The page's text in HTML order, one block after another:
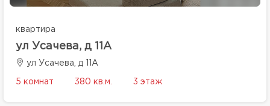
квартира
ул Усачева, д 11А
ул Усачева, д 11А
5 комнат 380 кв.м. 3 этаж